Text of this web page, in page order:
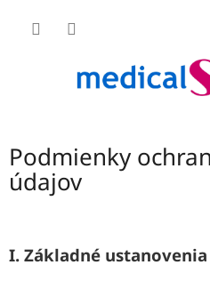
Podmienky
údajov
I. Základné ustanovenia